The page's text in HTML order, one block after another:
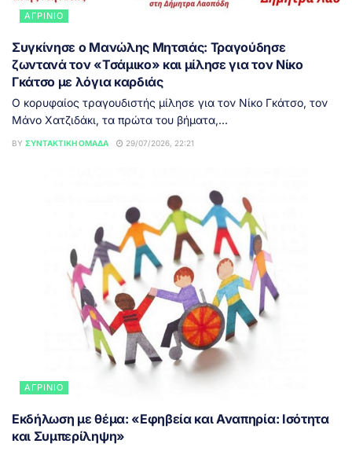
ΑΓΡΊΝΙΟ
Συγκίνησε ο Μανώλης Μητσιάς: Τραγούδησε
ζωντανά τον «Τσάμικο» και μίλησε για τον Νίκο
Γκάτσο με λόγια καρδιάς
Ο κορυφαίος τραγουδιστής μίλησε για τον Νίκο Γκάτσο, τον
Μάνο Χατζιδάκι, τα πρώτα του βήματα,...
BY ΣΥΝΤΑΚΤΙΚΉ ΟΜΆΔΑ 29/07/2026, 22:21
ΑΓΡΊΝΙΟ
Εκδήλωση με θέμα: «Εφηβεία και Αναπηρία: Ισότητα
και Συμπερίληψη»